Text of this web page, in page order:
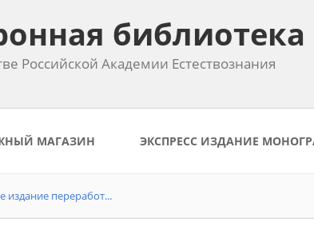
библиотека
Российской Академии Естествознания
МАГАЗИН ЭКСПРЕСС ИЗДАНИЕ
переработ...